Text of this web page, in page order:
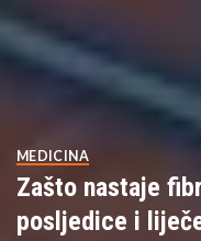
MEDICINA
Zašto nastaje
posljedice i